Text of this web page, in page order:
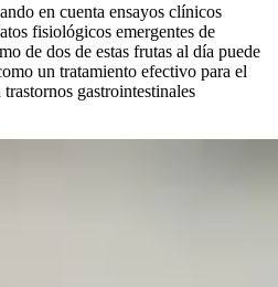
en cuenta ensayos clínicos
fisiológicos emergentes de
de dos de estas frutas al día puede
un tratamiento efectivo para el
gastrointestinales